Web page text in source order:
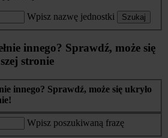
Wpisz nazwę jednostki Szukaj
innego? Sprawdź, może się
stronie
innego? Sprawdź, może się ukryło
Wpisz poszukiwaną frazę